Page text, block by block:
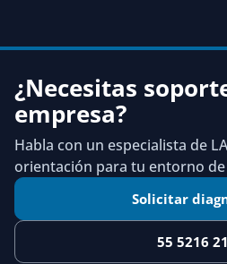
¿Necesitas
empresa?
Habla con un especialista de
orientación para tu entorno de
Solicitar
55 5216